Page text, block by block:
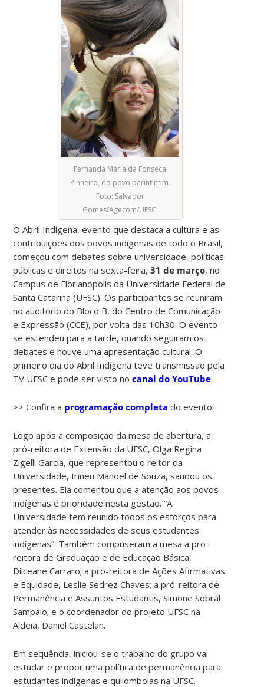
Fernanda Maria da Fonseca
Pinheiro, do povo parintintim.
Foto: Salvador
Gomes/Agecom/UFSC.
O Abril Indígena, evento que destaca a cultura e as
contribuições dos povos indígenas de todo o Brasil,
começou com debates sobre universidade, políticas
públicas e direitos na sexta-feira, 31 de março, no
Campus de Florianópolis da Universidade Federal de
Santa Catarina (UFSC). Os participantes se reuniram
no auditório do Bloco B, do Centro de Comunicação
e Expressão (CCE), por volta das 10h30. O evento
se estendeu para a tarde, quando seguiram os
debates e houve uma apresentação cultural. O
primeiro dia do Abril Indígena teve transmissão pela
TV UFSC e pode ser visto nocanal do YouTube.
>> Confira a programação completa do evento.
Logo após a composição da mesa de abertura, a
pró-reitora de Extensão da UFSC, Olga Regina
Zigelli Garcia, que representou o reitor da
Universidade, Irineu Manoel de Souza, saudou os
presentes. Ela comentou que a atenção aos povos
indígenas é prioridade nesta gestão. “A
Universidade tem reunido todos os esforços para
atender às necessidades de seus estudantes
indígenas”. Também compuseram a mesa a pró-
reitora de Graduação e de Educação Básica,
Dilceane Carraro; a pró-reitora de Ações Afirmativas
e Equidade, Leslie Sedrez Chaves; a pró-reitora de
Permanência e Assuntos Estudantis, Simone Sobral
Sampaio; e o coordenador do projeto UFSC na
Aldeia, Daniel Castelan.
Em sequência, iniciou-se o trabalho do grupo vai
estudar e propor uma política de permanência para
estudantes indígenas e quilombolas na UFSC.